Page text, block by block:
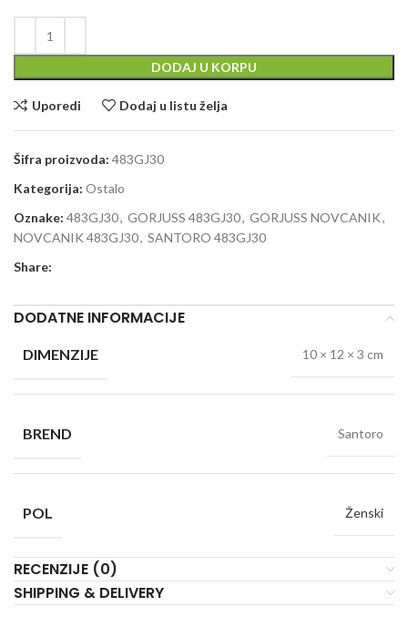
DODAJ U KORPU
Uporedi Dodaj u listu želja
Šifra proizvoda: 483GJ30
Kategorija: Ostalo
Oznake: 483GJ30, GORJUSS 483GJ30, GORJUSS NOVCANIK,
NOVCANIK 483GJ30, SANTORO 483GJ30
Share:
DODATNE INFORMACIJE
DIMENZIJE 10 × 12 × 3 cm
BREND Santoro
POL Ženski
RECENZIJE (0)
SHIPPING & DELIVERY